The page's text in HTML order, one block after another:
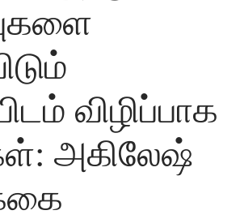
விழிப்பாக
அகிலேஷ்